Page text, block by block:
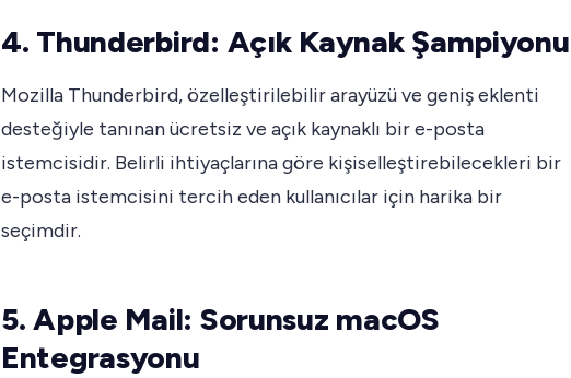
4. Thunderbird: Açık Kaynak Şampiyonu
Mozilla Thunderbird, özelleştirilebilir arayüzü ve geniş eklenti
desteğiyle tanınan ücretsiz ve açık kaynaklı bir e-posta
istemcisidir. Belirli ihtiyaçlarına göre kişiselleştirebilecekleri bir
e-posta istemcisini tercih eden kullanıcılar için harika bir
seçimdir.
5. Apple Mail: Sorunsuz macOS
Entegrasyonu